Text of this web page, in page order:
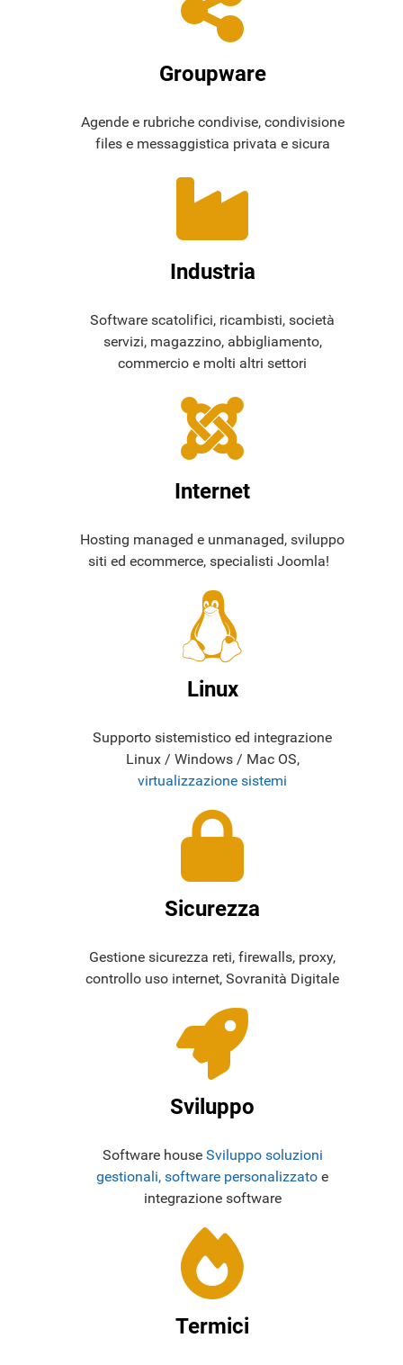
Groupware
Agende e rubriche condivise, condivisione
files e messaggistica privata e sicura
Industria
Software scatolifici, ricambisti, società
servizi, magazzino, abbigliamento,
commercio e molti altri settori
Internet
Hosting managed e unmanaged, sviluppo
siti ed ecommerce, specialisti Joomla!
Linux
Supporto sistemistico ed integrazione
Linux / Windows / Mac OS,
virtualizzazione sistemi
Sicurezza
Gestione sicurezza reti, firewalls, proxy,
controllo uso internet, Sovranità Digitale
Sviluppo
Software house Sviluppo soluzioni
gestionali, software personalizzato e
integrazione software
Termici